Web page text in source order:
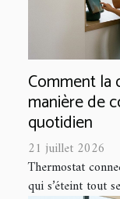
Comment
manière de
quotidien
21 juillet 2026
Thermostat
qui s’éteint tout